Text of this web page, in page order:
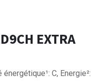
EXTRA
C, Energie²: